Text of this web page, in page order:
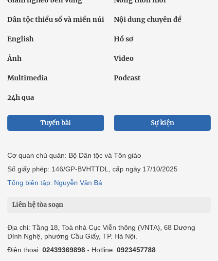
Dân tộc thiểu số và miền núi Nội dung chuyên đề
English Hồ sơ
Ảnh Video
Multimedia Podcast
24h qua
Tuyến bài Sự kiện
Cơ quan chủ quản: Bộ Dân tộc và Tôn giáo
Số giấy phép: 146/GP-BVHTTDL, cấp ngày 17/10/2025
Tổng biên tập: Nguyễn Văn Bá
Liên hệ tòa soạn
Địa chỉ: Tầng 18, Toà nhà Cục Viễn thông (VNTA), 68 Dương
Đình Nghệ, phường Cầu Giấy, TP. Hà Nội.
Điện thoại: 02439369898 - Hotline: 0923457788